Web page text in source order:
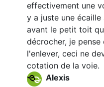
effectivement une
y a juste une
avant le petit toit
décrocher, je
l'enlever, ceci ne
cotation de la voie.
Alexis